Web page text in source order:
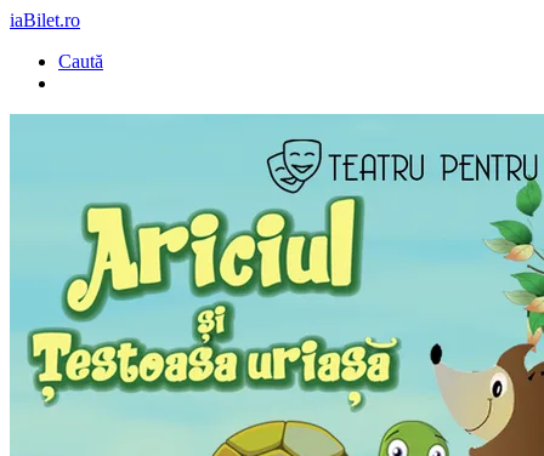
iaBilet.ro
Caută